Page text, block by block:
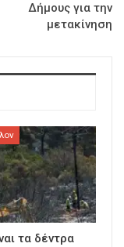
Δήμους για την
μετακίνηση
τα δέντρα